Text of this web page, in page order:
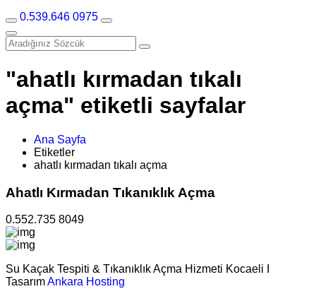
0.539.646 0975
"ahatlı kırmadan tıkalı
açma" etiketli sayfalar
Ana Sayfa
Etiketler
ahatlı kırmadan tıkalı açma
Ahatlı Kırmadan Tıkanıklık Açma
0.552.735 8049
Su Kaçak Tespiti & Tıkanıklık Açma Hizmeti Kocaeli I
TasarımAnkara Hosting